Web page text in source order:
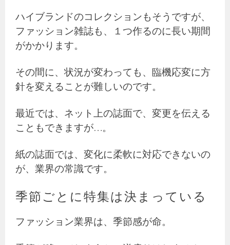
ハイブランドのコレクションもそうですが、
ファッション雑誌も、１つ作るのに長い期間
がかかります。
その間に、状況が変わっても、臨機応変に方
針を変えることが難しいのです。
最近では、ネット上の誌面で、変更を伝える
こともできますが…。
紙の誌面では、変化に柔軟に対応できないの
が、業界の常識です。
季節ごとに特集は決まっている
ファッション業界は、季節感が命。